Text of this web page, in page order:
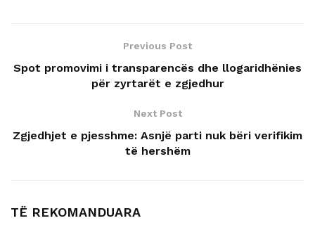
Previous Post
Spot promovimi i transparencës dhe llogaridhënies
për zyrtarët e zgjedhur
Next Post
Zgjedhjet e pjesshme: Asnjë parti nuk bëri verifikim
të hershëm
TË REKOMANDUARA